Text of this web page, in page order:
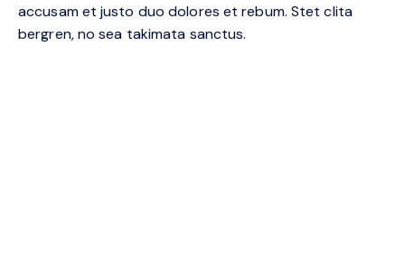
accusam et justo duo dolores et rebum. Stet clita
bergren, no sea takimata sanctus.